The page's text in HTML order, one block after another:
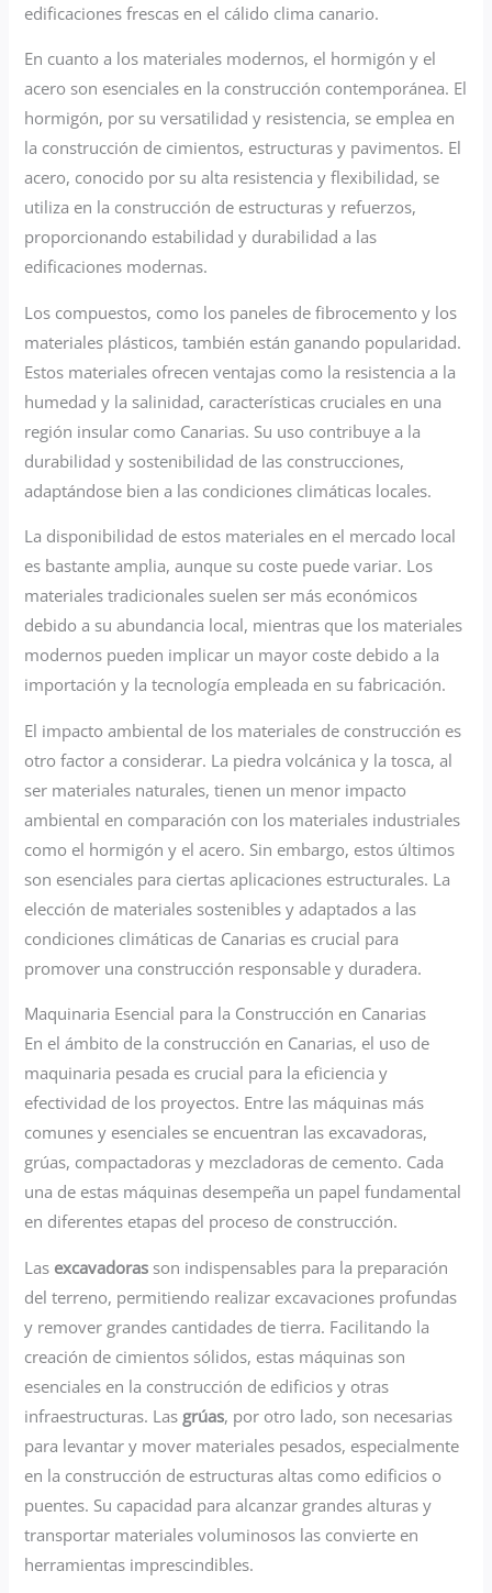
edificaciones frescas en el cálido clima canario.
En cuanto a los materiales modernos, el hormigón y el
acero son esenciales en la construcción contemporánea. El
hormigón, por su versatilidad y resistencia, se emplea en
la construcción de cimientos, estructuras y pavimentos. El
acero, conocido por su alta resistencia y flexibilidad, se
utiliza en la construcción de estructuras y refuerzos,
proporcionando estabilidad y durabilidad a las
edificaciones modernas.
Los compuestos, como los paneles de fibrocemento y los
materiales plásticos, también están ganando popularidad.
Estos materiales ofrecen ventajas como la resistencia a la
humedad y la salinidad, características cruciales en una
región insular como Canarias. Su uso contribuye a la
durabilidad y sostenibilidad de las construcciones,
adaptándose bien a las condiciones climáticas locales.
La disponibilidad de estos materiales en el mercado local
es bastante amplia, aunque su coste puede variar. Los
materiales tradicionales suelen ser más económicos
debido a su abundancia local, mientras que los materiales
modernos pueden implicar un mayor coste debido a la
importación y la tecnología empleada en su fabricación.
El impacto ambiental de los materiales de construcción es
otro factor a considerar. La piedra volcánica y la tosca, al
ser materiales naturales, tienen un menor impacto
ambiental en comparación con los materiales industriales
como el hormigón y el acero. Sin embargo, estos últimos
son esenciales para ciertas aplicaciones estructurales. La
elección de materiales sostenibles y adaptados a las
condiciones climáticas de Canarias es crucial para
promover una construcción responsable y duradera.
Maquinaria Esencial para la Construcción en Canarias
En el ámbito de la construcción en Canarias, el uso de
maquinaria pesada es crucial para la eficiencia y
efectividad de los proyectos. Entre las máquinas más
comunes y esenciales se encuentran las excavadoras,
grúas, compactadoras y mezcladoras de cemento. Cada
una de estas máquinas desempeña un papel fundamental
en diferentes etapas del proceso de construcción.
Las excavadoras son indispensables para la preparación
del terreno, permitiendo realizar excavaciones profundas
y remover grandes cantidades de tierra. Facilitando la
creación de cimientos sólidos, estas máquinas son
esenciales en la construcción de edificios y otras
infraestructuras. Las grúas, por otro lado, son necesarias
para levantar y mover materiales pesados, especialmente
en la construcción de estructuras altas como edificios o
puentes. Su capacidad para alcanzar grandes alturas y
transportar materiales voluminosos las convierte en
herramientas imprescindibles.